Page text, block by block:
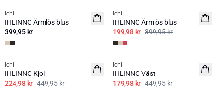
Ichi
IHLINNO Ärmlös blus
399,95 kr
Ichi
IHLINNO Ärmlös blus
199,98 kr 399,95 kr
SALE | 50%
Ichi
IHLINNO Kjol
224,98 kr 449,95 kr
SALE | 60%
Ichi
IHLINNO Väst
179,98 kr 449,95 kr